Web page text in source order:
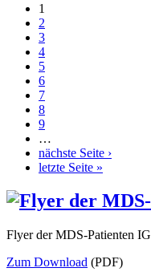
Seiten
1
2
3
4
5
6
7
8
9
…
nächste Seite ›
letzte Seite »
Flyer der MDS-Patienten IG
Zum Download (PDF)